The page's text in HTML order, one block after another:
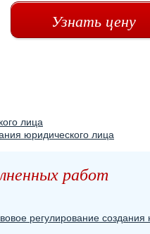
Узнать цену
лица
юридического лица
работ
регулирование создания